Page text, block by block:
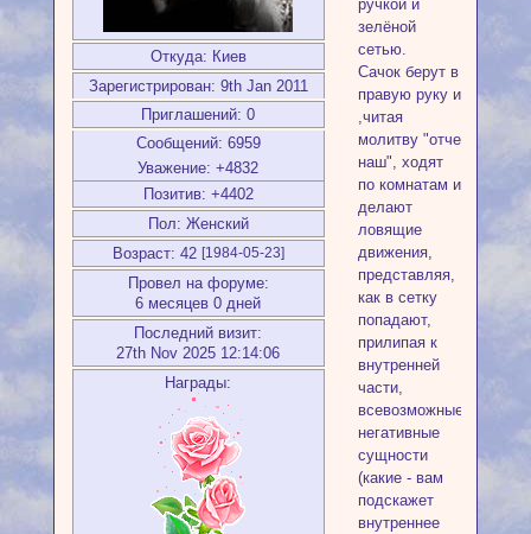
Откуда: Киев
Зарегистрирован: 9th Jan 2011
Приглашений: 0
Сообщений: 6959
Уважение: +4832
Позитив: +4402
Пол: Женский
Возраст: 42 [1984-05-23]
Провел на форуме:
6 месяцев 0 дней
Последний визит:
27th Nov 2025 12:14:06
Награды:
ручкой и
зелёной
сетью.
Сачок берут в
правую руку и
,читая
молитву "отче
наш", ходят
по комнатам и
делают
ловящие
движения,
представляя,
как в сетку
попадают,
прилипая к
внутренней
части,
всевозможные
негативные
сущности
(какие - вам
подскажет
внутреннее